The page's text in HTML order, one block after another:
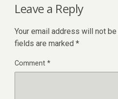
Leave a Reply
Your email address will not
fields are marked *
Comment*